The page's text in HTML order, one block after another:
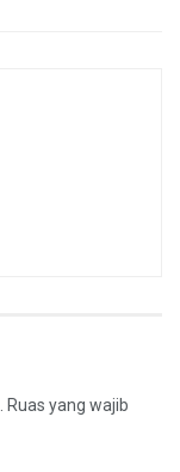
Ruas yang wajib